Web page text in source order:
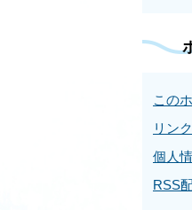
この
リン
個人
RSS